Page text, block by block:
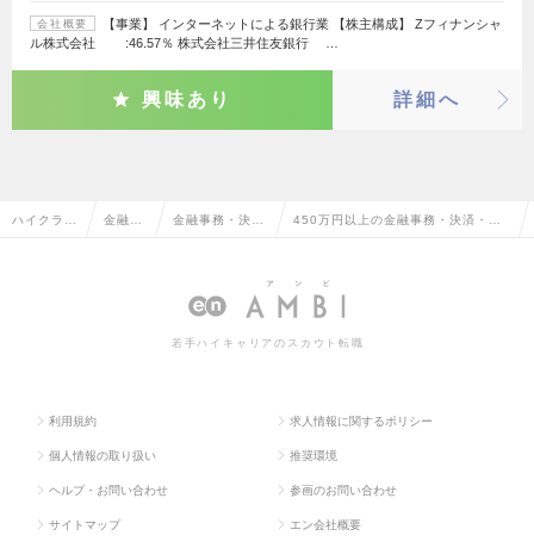
会社概要
【事業】 インターネットによる銀行業 【株主構成】 Zフィナンシャ
ル株式会社 :46.57％ 株式会社三井住友銀行 …
興味あり 詳細へ
ハイクラス 金融系 金融事務・決 450万円以上の金融事務・決済・計
若手ハイキャリアのスカウト転職
利用規約 求人情報に関するポリシー
個人情報の取り扱い 推奨環境
ヘルプ・お問い合わせ 参画のお問い合わせ
サイトマップ エン会社概要